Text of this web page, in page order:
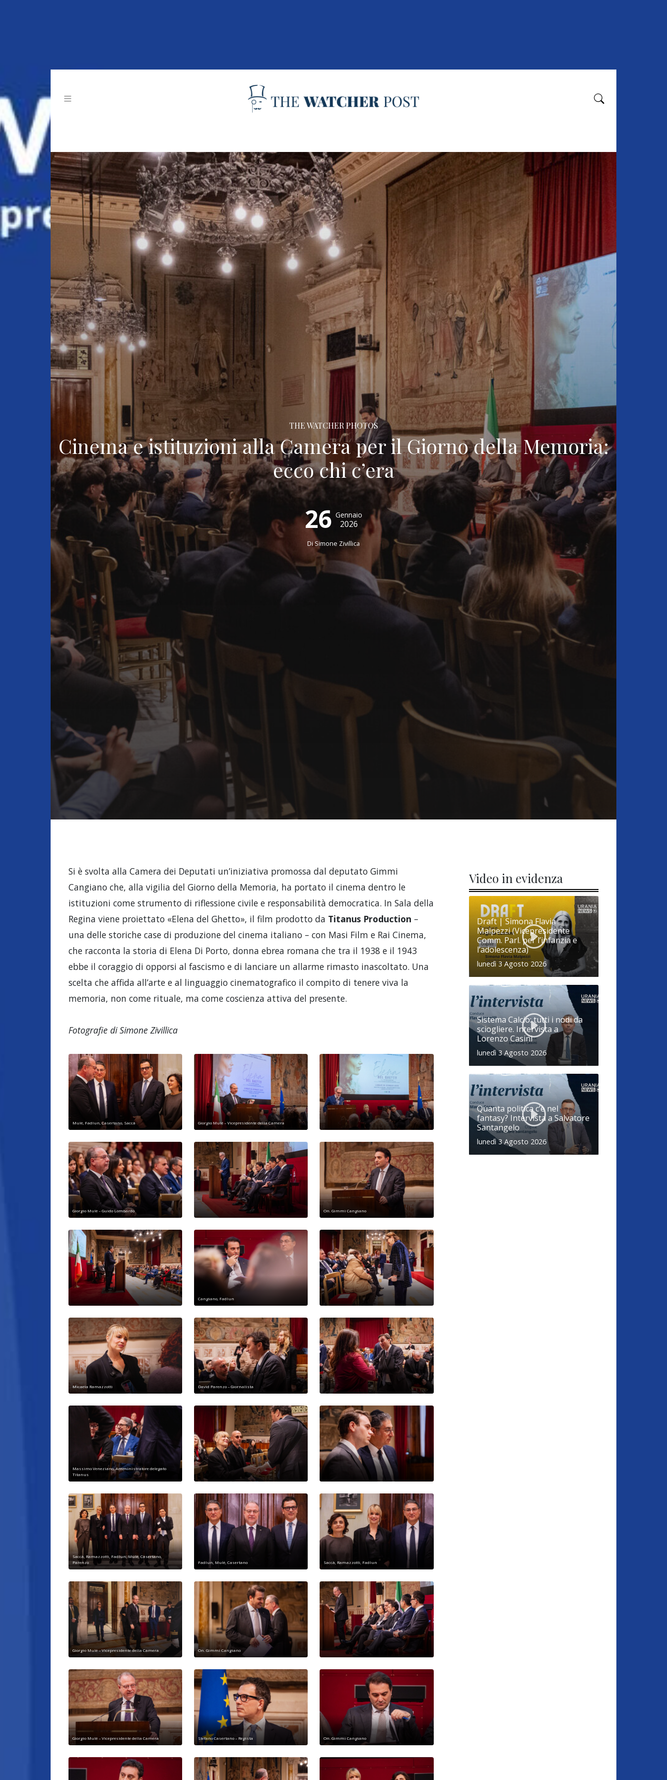
THE WATCHER PHOTOS
Cinema e istituzioni alla Camera per il Giorno della Memoria:
ecco chi c’era
26 Gennaio
2026
DiSimone Zivillica
Si è svolta alla Camera dei Deputati un’iniziativa promossa dal deputato Gimmi
Cangiano che, alla vigilia del Giorno della Memoria, ha portato il cinema dentro le
istituzioni come strumento di riflessione civile e responsabilità democratica. In Sala della
Regina viene proiettato «Elena del Ghetto», il film prodotto da Titanus Production –
una delle storiche case di produzione del cinema italiano – con Masi Film e Rai Cinema,
che racconta la storia di Elena Di Porto, donna ebrea romana che tra il 1938 e il 1943
ebbe il coraggio di opporsi al fascismo e di lanciare un allarme rimasto inascoltato. Una
scelta che affida all’arte e al linguaggio cinematografico il compito di tenere viva la
memoria, non come rituale, ma come coscienza attiva del presente.
Fotografie di Simone Zivillica
Mulè, Fadlun, Casertano, Saccà Giorgio Mulè – Vicepresidente della Camera
Giorgio Mulè – Guido Lombardo On. Gimmi Cangiano
Cangiano, Fadlun
Micaela Ramazzotti David Parenzo – Giornalista
Massimo Veneziano, Amministratore delegato
Titanus
Saccà, Ramazzotti, Fadlun, Mulè, Casertano,
Parenzo
Fadlun, Mulè, Casertano Saccà, Ramazzotti, Fadlun
Giorgio Mulè – Vicepresidente della Camera On. Gimmi Cangiano
Giorgio Mulè – Vicepresidente della Camera Stefano Casertano – Regista On. Gimmi Cangiano
Video in evidenza
Draft | Simona Flavia
Malpezzi (Vicepresidente
Comm. Parl. per l’infanzia e
l’adolescenza)
lunedì 3 Agosto 2026
Sistema Calcio: tutti i nodi da
sciogliere. Intervista a
Lorenzo Casini
lunedì 3 Agosto 2026
Quanta politica c’è nel
fantasy? Intervista a Salvatore
Santangelo
lunedì 3 Agosto 2026